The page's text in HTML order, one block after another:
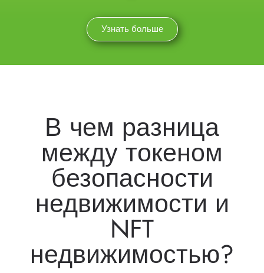
Узнать больше
В чем разница
между токеном
безопасности
недвижимости и
NFT
недвижимостью?